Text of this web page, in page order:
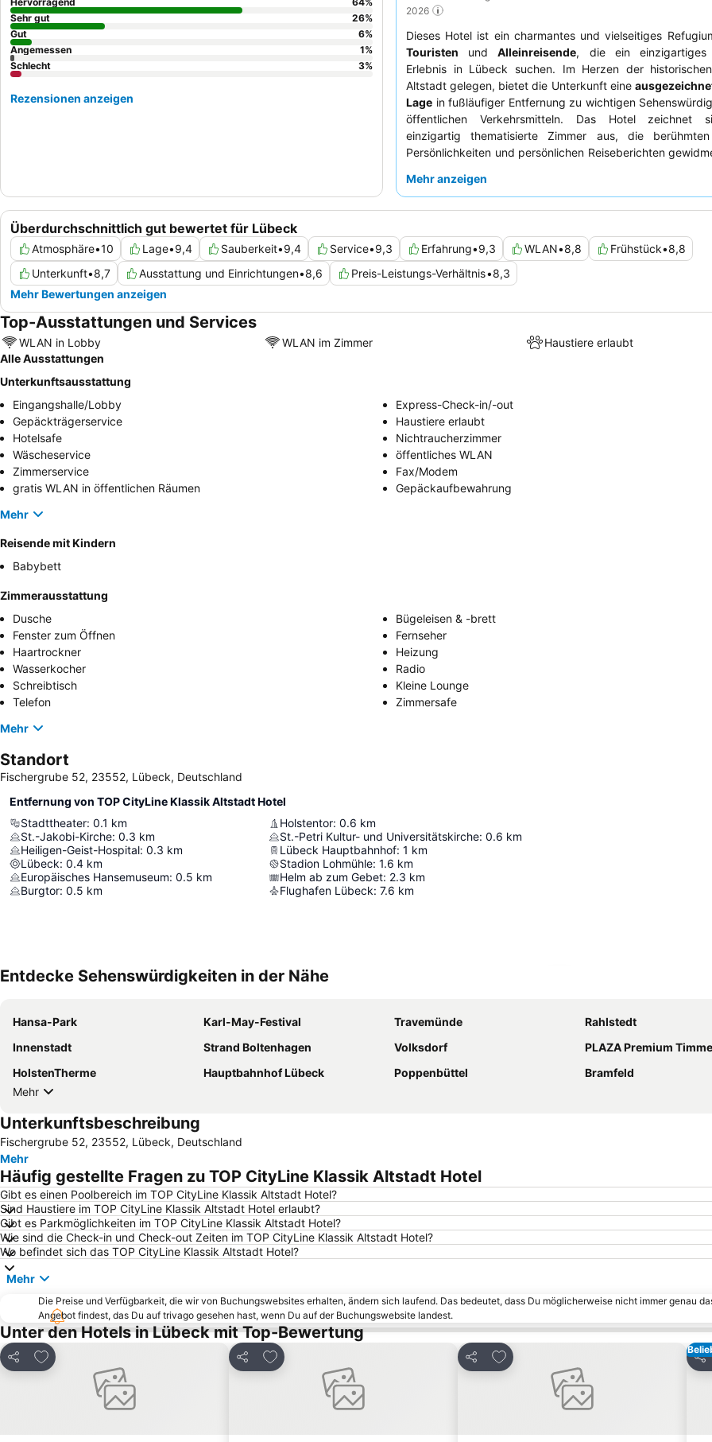
2026
Dieses Hotel ist ein charmantes und vielseitiges
Touristen undAlleinreisende, die ein einzigartiges
Erlebnis in Lübeck suchen. Im Herzen der
Altstadt gelegen, bietet die Unterkunft eine
Lage in fußläufiger Entfernung zu wichtigen
öffentlichen Verkehrsmitteln. Das Hotel zeichnet
einzigartig thematisierte Zimmer aus, die
Persönlichkeiten und persönlichen Reiseberichten
loben stets das
Sie eines der Doppelzimmer buchen, die berühmten
Persönlichkeiten gewidmet sind.
Mehr anzeigen
Überdurchschnittlich gut bewertet für Lübeck
Atmosphäre•10 Lage•9,4 Sauberkeit•9,4 Service•9,3 Erfahrung•9,3 WLAN•8,8 Frühstück•8,8
Unterkunft•8,7 Ausstattung und Einrichtungen•8,6 Preis-Leistungs-Verhältnis•8,3
Mehr Bewertungen anzeigen
Sehr gut
26%
Gut
6%
Angemessen
1%
Schlecht
3%
Rezensionen anzeigen
Top-Ausstattungen und Services
WLAN in Lobby WLAN im Zimmer
Haustiere erlaubt
Alle Ausstattungen
Unterkunftsausstattung
Eingangshalle/Lobby
Express-Check-in/-out
Gepäckträgerservice
Haustiere erlaubt
Hotelsafe
Nichtraucherzimmer
Wäscheservice
öffentliches WLAN
Zimmerservice
Fax/Modem
gratis WLAN in öffentlichen Räumen
Gepäckaufbewahrung
Mehr
Reisende mit Kindern
Babybett
Zimmerausstattung
Dusche
Bügeleisen & -brett
Fenster zum Öffnen
Fernseher
Haartrockner
Heizung
Wasserkocher
Radio
Schreibtisch
Kleine Lounge
Telefon
Zimmersafe
Mehr
Standort
Fischergrube 52, 23552, Lübeck, Deutschland
Entfernung von TOP CityLine Klassik Altstadt Hotel
Stadttheater: 0.1 km
St.-Jakobi-Kirche: 0.3 km
Heiligen-Geist-Hospital: 0.3 km
Lübeck: 0.4 km
Europäisches Hansemuseum: 0.5 km
Burgtor: 0.5 km
Holstentor: 0.6 km
St.-Petri Kultur- und Universitätskirche: 0.6 km
Lübeck Hauptbahnhof: 1 km
Stadion Lohmühle: 1.6 km
Helm ab zum Gebet: 2.3 km
Flughafen Lübeck: 7.6 km
Entdecke Sehenswürdigkeiten in der Nähe
Hansa-Park Karl-May-Festival Travemünde
Rahlstedt
Innenstadt
Strand Boltenhagen Volksdorf
PLAZA Premium
HolstenTherme
Hauptbahnhof Lübeck Poppenbüttel
Bramfeld
Mehr
Unterkunftsbeschreibung
Fischergrube 52, 23552, Lübeck, Deutschland
Mehr
Häufig gestellte Fragen zu TOP CityLine Klassik Altstadt Hotel
Gibt es einen Poolbereich im TOP CityLine Klassik Altstadt Hotel?
Sind Haustiere im TOP CityLine Klassik Altstadt Hotel erlaubt?
Gibt es Parkmöglichkeiten im TOP CityLine Klassik Altstadt Hotel?
Wie sind die Check-in und Check-out Zeiten im TOP CityLine Klassik Altstadt Hotel?
Wo befindet sich das TOP CityLine Klassik Altstadt Hotel?
Mehr
Die Preise und Verfügbarkeit, die wir von Buchungswebsites erhalten, ändern sich laufend. Das bedeutet, dass Du möglicherweise nicht immer genau
Angebot findest, das Du auf trivago gesehen hast, wenn Du auf der Buchungswebsite landest.
Unter den Hotels in Lübeck mit Top-Bewertung
Teilen
Zu Favoriten hinzufügen
Teilen
Zu Favoriten hinzufügen
Teilen
Zu Favoriten hinzufügen